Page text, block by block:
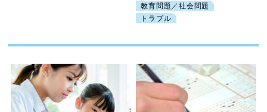
教育問題／社会問題
トラブル